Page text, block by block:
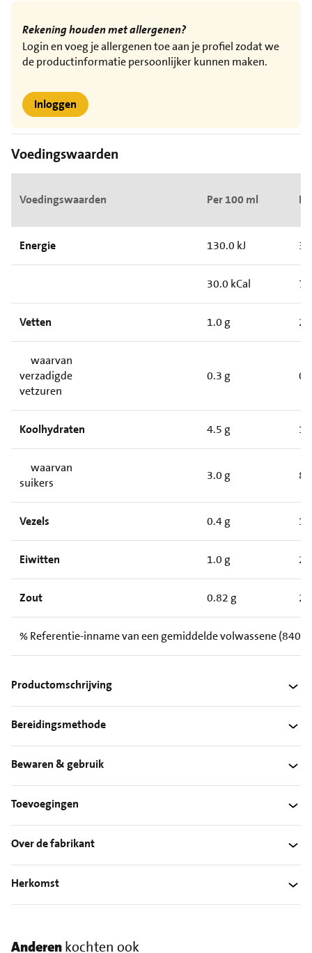
Rekening houden met allergenen?
Login en voeg je allergenen toe aan je profiel zodat we
de productinformatie persoonlijker kunnen maken.
Inloggen
Voedingswaarden
Voedingswaarden Per 100 ml
Energie 130.0 kJ
30.0 kCal
Vetten 1.0 g
waarvan
verzadigde
vetzuren
0.3 g
Koolhydraten 4.5 g
waarvan
suikers
3.0 g
Vezels 0.4 g
Eiwitten 1.0 g
Zout 0.82 g
% Referentie-inname van een gemiddelde volwassene (8400
Productomschrijving
Bereidingsmethode
Bewaren & gebruik
Toevoegingen
Over de fabrikant
Herkomst
Anderenkochten ook